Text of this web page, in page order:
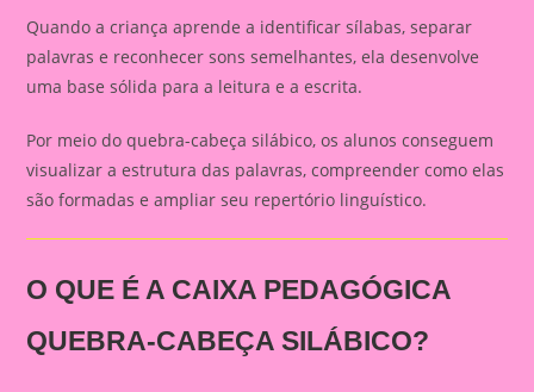
Quando a criança aprende a identificar sílabas, separar
palavras e reconhecer sons semelhantes, ela desenvolve
uma base sólida para a leitura e a escrita.
Por meio do quebra-cabeça silábico, os alunos conseguem
visualizar a estrutura das palavras, compreender como elas
são formadas e ampliar seu repertório linguístico.
O QUE É A CAIXA PEDAGÓGICA
QUEBRA-CABEÇA SILÁBICO?